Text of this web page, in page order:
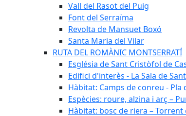
Vall del Rasot del Puig
Font del Serraïma
Revolta de Mansuet Boxó
Santa Maria del Vilar
RUTA DEL ROMÀNIC MONTSERRATÍ
Església de Sant Cristòfol de
Edifici d'interès - La Sala de
Hàbitat: Camps de conreu - Pla
Espècies: roure, alzina i arç –
Hàbitat: bosc de riera –